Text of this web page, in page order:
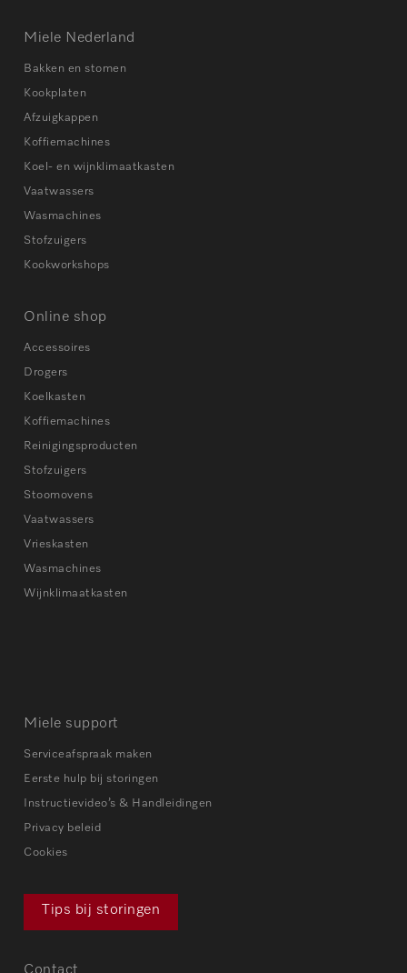
Miele Nederland
Bakken en stomen
Kookplaten
Afzuigkappen
Koffiemachines
Koel- en wijnklimaatkasten
Vaatwassers
Wasmachines
Stofzuigers
Kookworkshops
Online shop
Accessoires
Drogers
Koelkasten
Koffiemachines
Reinigingsproducten
Stofzuigers
Stoomovens
Vaatwassers
Vrieskasten
Wasmachines
Wijnklimaatkasten
Miele support
Serviceafspraak maken
Eerste hulp bij storingen
Instructievideo’s & Handleidingen
Privacy beleid
Cookies
Tips bij storingen
Contact